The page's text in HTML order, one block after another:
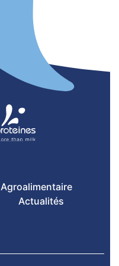
Agroalimentaire
Actualités